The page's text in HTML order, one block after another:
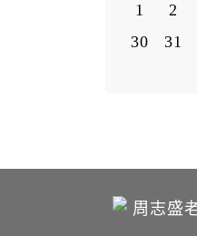
1 2
30
31